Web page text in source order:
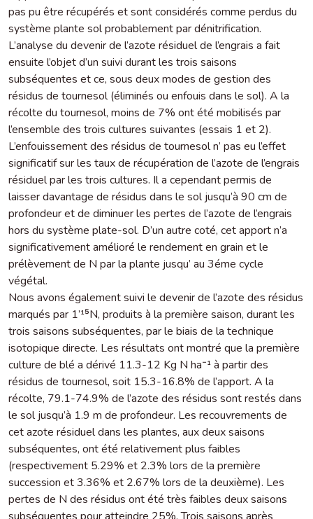
pas pu être récupérés et sont considérés comme perdus du
système plante sol probablement par dénitrification.
L’analyse du devenir de l’azote résiduel de l’engrais a fait
ensuite l’objet d’un suivi durant les trois saisons
subséquentes et ce, sous deux modes de gestion des
résidus de tournesol (éliminés ou enfouis dans le sol). A la
récolte du tournesol, moins de 7% ont été mobilisés par
l’ensemble des trois cultures suivantes (essais 1 et 2).
L’enfouissement des résidus de tournesol n’ pas eu l’effet
significatif sur les taux de récupération de l’azote de l’engrais
résiduel par les trois cultures. Il a cependant permis de
laisser davantage de résidus dans le sol jusqu’à 90 cm de
profondeur et de diminuer les pertes de l’azote de l’engrais
hors du système plate-sol. D’un autre coté, cet apport n’a
significativement amélioré le rendement en grain et le
prélèvement de N par la plante jusqu’ au 3éme cycle
végétal.
Nous avons également suivi le devenir de l’azote des résidus
marqués par 1’¹⁵N, produits à la première saison, durant les
trois saisons subséquentes, par le biais de la technique
isotopique directe. Les résultats ont montré que la première
culture de blé a dérivé 11.3-12 Kg N ha⁻¹ à partir des
résidus de tournesol, soit 15.3-16.8% de l’apport. A la
récolte, 79.1-74.9% de l’azote des résidus sont restés dans
le sol jusqu’à 1.9 m de profondeur. Les recouvrements de
cet azote résiduel dans les plantes, aux deux saisons
subséquentes, ont été relativement plus faibles
(respectivement 5.29% et 2.3% lors de la première
succession et 3.36% et 2.67% lors de la deuxième). Les
pertes de N des résidus ont été très faibles deux saisons